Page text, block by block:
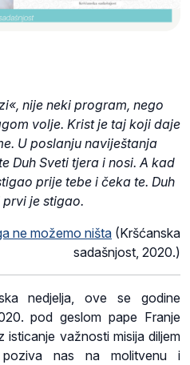
nije neki program, nego
volje. Krist je taj koji daje
U poslanju naviještanja
Duh Sveti tjera i nosi. A kad
prije tebe i čeka te. Duh
je stigao.
ne možemo ništa (Kršćanska
sadašnjost, 2020.)
nedjelja, ove se godine
pod geslom pape Franje
isticanje važnosti misija diljem
poziva nas na molitvenu i